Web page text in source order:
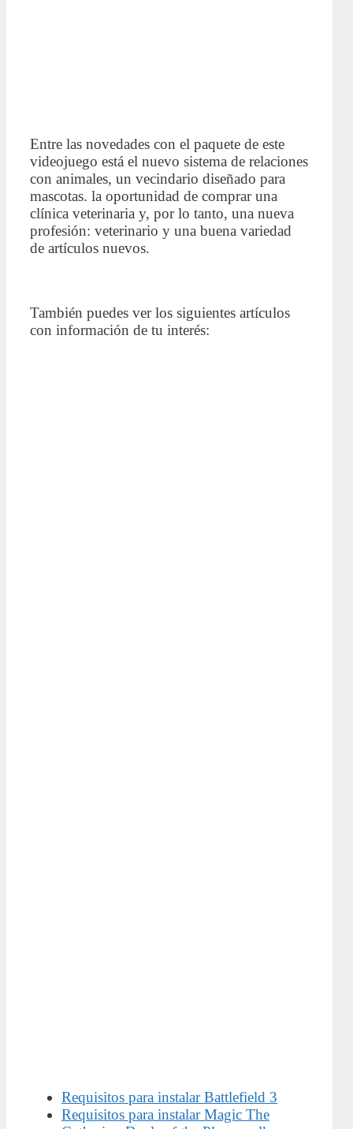
Entre las novedades con el paquete de este
videojuego está el nuevo sistema de relaciones
con animales, un vecindario diseñado para
mascotas. la oportunidad de comprar una
clínica veterinaria y, por lo tanto, una nueva
profesión: veterinario y una buena variedad
de artículos nuevos.
También puedes ver los siguientes artículos
con información de tu interés:
Requisitos para instalar Battlefield 3
Requisitos para instalar Magic The